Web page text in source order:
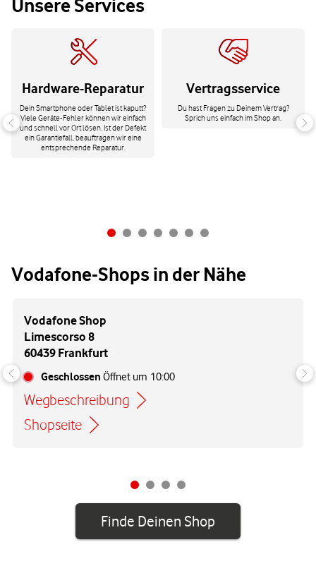
Unsere Services
Hardware-Reparatur
Dein Smartphone oder Tablet ist kaputt?
Viele Geräte-Fehler können wir einfach
und schnell vor Ort lösen. Ist der Defekt
ein Garantiefall, beauftragen wir eine
entsprechende Reparatur.
Vertragsservice
Du hast Fragen zu Deinem Vertrag?
Sprich uns einfach im Shop an.
Vodafone-Shops in der Nähe
Vodafone Shop
Limescorso 8
60439 Frankfurt
Geschlossen Öffnet um 10:00
Wegbeschreibung
Link öffnet in einem neuen Tab
Shopseite
Finde Deinen Shop